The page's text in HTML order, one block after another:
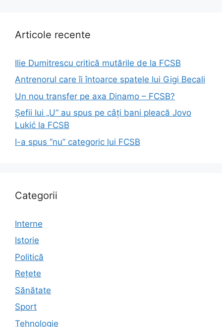
Articole recente
Ilie Dumitrescu critică mutările de la FCSB
Antrenorul care îi întoarce spatele lui Gigi Becali
Un nou transfer pe axa Dinamo – FCSB?
Șefii lui „U” au spus pe câți bani pleacă Jovo
Lukić la FCSB
I-a spus ”nu” categoric lui FCSB
Categorii
Interne
Istorie
Politică
Rețete
Sănătate
Sport
Tehnologie